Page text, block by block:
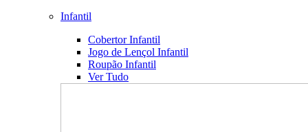
Infantil
Cobertor Infantil
Jogo de Lençol Infantil
Roupão Infantil
Ver Tudo